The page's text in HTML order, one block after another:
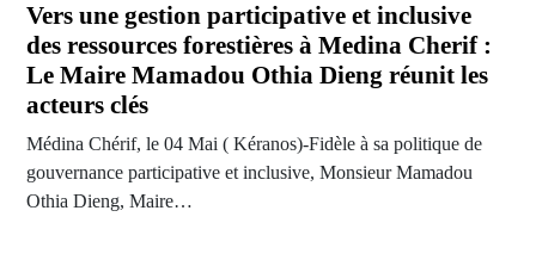
Vers une gestion participative et inclusive
des ressources forestières à Medina Cherif :
Le Maire Mamadou Othia Dieng réunit les
acteurs clés
Médina Chérif, le 04 Mai ( Kéranos)-Fidèle à sa politique de
gouvernance participative et inclusive, Monsieur Mamadou
Othia Dieng, Maire…